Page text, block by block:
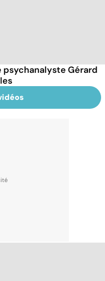
Gérard